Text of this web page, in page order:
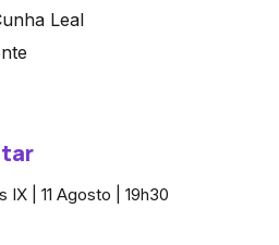
Leal
IX | 11 Agosto | 19h30